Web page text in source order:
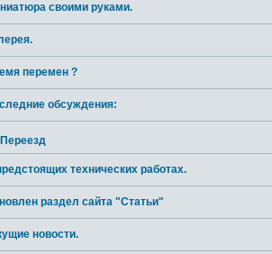
своими руками.
перемен ?
обсуждения:
Переезд
технических работах.
раздел сайта "Статьи"
новости.